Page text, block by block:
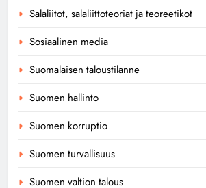
Salaliitot, salaliittoteoriat ja teoreetikot
Sosiaalinen media
Suomalaisen taloustilanne
Suomen hallinto
Suomen korruptio
Suomen turvallisuus
Suomen valtion talous